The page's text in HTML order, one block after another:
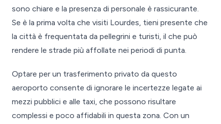
sono chiare e la presenza di personale è rassicurante.
Se è la prima volta che visiti Lourdes, tieni presente che
la città è frequentata da pellegrini e turisti, il che può
rendere le strade più affollate nei periodi di punta.
Optare per un trasferimento privato da questo
aeroporto consente di ignorare le incertezze legate ai
mezzi pubblici e alle taxi, che possono risultare
complessi e poco affidabili in questa zona. Con un